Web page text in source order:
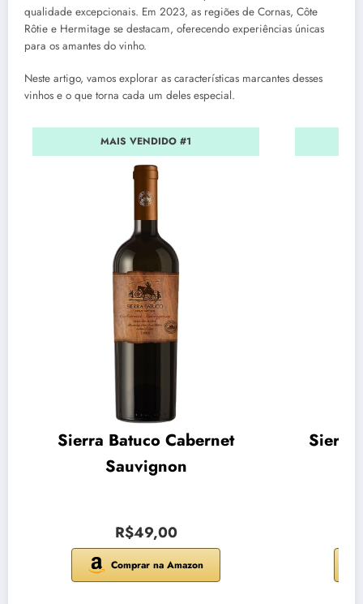
qualidade excepcionais. Em 2023, as regiões de Cornas, Côte
Rôtie e Hermitage se destacam, oferecendo experiências únicas
para os amantes do vinho.
Neste artigo, vamos explorar as características marcantes desses
vinhos e o que torna cada um deles especial.
MAIS VENDIDO #1
Sierra Batuco Cabernet
Sauvignon
R$49,00
Comprar na Amazon
Sierra